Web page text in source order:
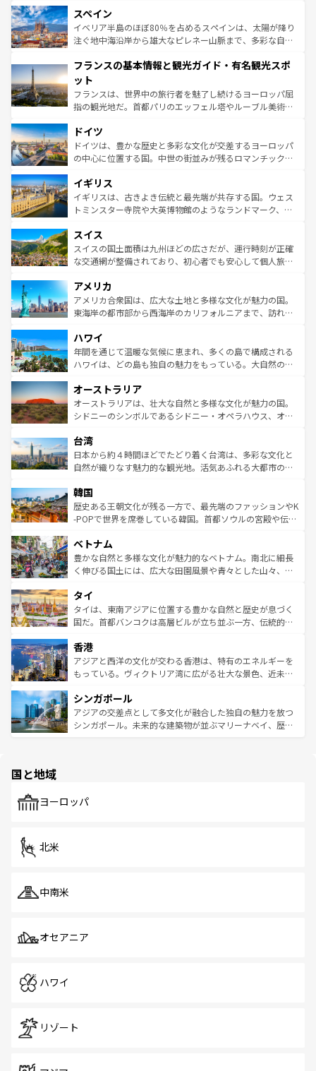
ろん、トスカーナの美しい田園風景やアマルフィ海岸の絶
景など、自然景観も見逃せない。観光の合間には、本場の
ピザやパスタなど、絶品のイタリア料理を堪能することも
ませてくれるイタリアで、忘れられない旅をしてみよう！
なお、新着のイタリア情報は
しい。
スペイン
イベリア半島のほぼ80％を占めるスペインは、太陽が降り
注ぐ地中海沿岸から雄大なピレネー山脈まで、多彩な自然
文化が根付くこの国では、情熱的なフラメンコ、熱気あふ
れる闘牛、そして美味しいタパスが生活の一部となってい
る。首都マドリードの洗練された雰囲気や、バルセロナの
アートに溢れた街角から、地方では古代ローマ遺跡や中世
せる。地方によって風土や気候が異なるスペインはその個
性で訪れる人を魅了する。 なお、新着のスペイン情報は コ
ンテンツ一覧を参照してほしい。
フランスの基本情報と観光ガイド・有名観光スポ
ット
フランスは、世界中の旅行者を魅了し続けるヨーロッパ屈
指の観光地だ。首都パリのエッフェル塔やルーブル美術館
で、幅広い魅力が詰まっている。華麗な宮殿、歴史的な大
聖堂、美しいビーチ、そして豊かな自然が、訪れる者を心
から魅了する。また、フランスは美食の国としても知ら
いる。シャンパンの発祥地であるランス、プロヴァンスの
香り高いラベンダー畑など、多彩な楽しみ方が可能だ。さ
らに、パリ以外の地域にも魅力が溢れており、どの街角に
れる地方に足を運ぶとそれぞれで全く異なる文化を体験で
きるだろう。 なお、新着のフランス情報はコンテンツ一覧
を参照してほしい。
ドイツ
ドイツは、豊かな歴史と多彩な文化が交差するヨーロッパ
の中心に位置する国。中世の街並みが残るロマンチック街
顔を持つこの国は、どこを歩いても飽きることがない。ベ
ルリンの文化的活気、バイエルン州のアルプスの絶景、そ
してライン川沿いのワイン畑といった風景は必見。ビール
は、お酒好きな人にはぜひ体験してほしい。 なお、新着の
ドイツ情報はコンテンツ一覧を参照してほしい。
イギリス
イギリスは、古きよき伝統と最先端が共存する国。ウェス
トミンスター寺院や大英博物館のようなランドマーク、歴
リアごとに異なる魅力がある。また、優雅なアフタヌーン
ティー、ビール好きにはたまらない英国パブ、サッカー観
戦など、本場だからこそできる体験も豊富。イギリスを旅
ンツ一覧を参照してほしい。
スイス
スイスの国土面積は九州ほどの広さだが、運行時刻が正確
な交通網が整備されており、初心者でも安心して個人旅行
の建物がそのまま残る町や、スイスならではのユニークな
博物館もあり、アルプス観光だけでなく町歩きも満喫する
ことができる。国民の所得が高いため物価も高いが、旅行
ば市内交通費無料で観光を楽しむこともできる。 なお、新
着のスイス情報はコンテンツ一覧 を参照してほしい。
アメリカ
アメリカ合衆国は、広大な土地と多様な文化が魅力の国。
東海岸の都市部から西海岸のカリフォルニアまで、訪れる
のような巨大都市は、観光、ショッピング、エンターテイ
ンメントが詰まった刺激的なスポットだ。一方、アメリカ
西部には大自然が広がり、グランドキャニオンやイエロー
部のニューオーリンズでは、音楽と美食が融合した独特の
文化が魅力。旅行者はアメリカの各地域で異なる魅力を楽
しみながら、その多様性と豊かな歴史を感じることができ
ならではの贅沢な旅のスタイルだ。 なお、新着のアメリカ
情報はコンテンツ一覧を参照してほしい。
ハワイ
年間を通じて温暖な気候に恵まれ、多くの島で構成される
ハワイは、どの島も独自の魅力をもっている。大自然の神
ワイ島は見逃せない。また、定番の観光地といえばオアフ
島だが、静かな自然を求めるならマウイ島やカウアイ島が
おすすめ。エメラルドグリーンに輝く海をはじめ、豊かな
れるおもてなしの心で訪れる人々を迎えてくれるハワイの
人々、おいしいローカルフードやハワイアンミュージッ
ク、伝統的なフラダンスなど、すべてがハワイの魅力を彩
ワイを、存分に味わってほしい。 なお、新着のハワイ情報
はコンテンツ一覧を参照してほしい。
オーストラリア
オーストラリアは、壮大な自然と多様な文化が魅力の国。
シドニーのシンボルであるシドニー・オペラハウス、オー
リアリーフや大陸中央部にそびえるウルル（エアーズロッ
ク）、タスマニアの美しい原生林やケアンズの熱帯雨林な
ど、見どころがたくさん。また、カフェやワイン、オージ
いる。アクティビティも充実しており、サーフィンやダイ
ビング、ハイキングなど、アウトドア好きにはたまらな
い。オーストラリアの多彩な魅力を存分に味わいつくそ
参照してほしい。
台湾
日本から約４時間ほどでたどり着く台湾は、多彩な文化と
自然が織りなす魅力的な観光地。活気あふれる大都市の台
ン）、静ひつな山岳地帯である台湾東部など、都市の喧騒
と山間の静けさが共存しており、訪れる人に新しい発見と
驚きをもたらしてくれる。また、奥深い台湾の食文化も魅
容にもいいと評判のスイーツなど、バラエティ豊かな料理
が味わえる。 なお、新着の台湾情報は コンテンツ一覧を参
照してほしい。
韓国
歴史ある王朝文化が残る一方で、最先端のファッションやK
-POPで世界を席巻している韓国。首都ソウルの宮殿や伝統
き、地方に足を延ばせば四季折々の自然美を楽しむことが
できる。そして、キムチや焼肉、絶品のストリートフード
まで、さまざまな韓国料理が待っている。夜には、韓国な
リティに包まれながら、韓国の多彩な魅力を心ゆくまで味
わってみてほしい。 なお、新着の韓国情報はコンテンツ一
覧を参照してほしい。
ベトナム
豊かな自然と多様な文化が魅力的なベトナム。南北に細長
く伸びる国土には、広大な田園風景や青々とした山々、世
急速な発展と共に伝統が息づく。ハノイの古い町並みやホ
ーチミン市のフランス統治時代の建物も、独特の雰囲気を
醸し出している。また、バラエティの豊かさとおいしさで
とつ。フォーやバインミー、ベトナムコーヒーなどは、ぜ
ひ現地で味わいたい。どの地域を訪れてもあたたかい人々
が旅行者を迎えてくれるので、きっと忘れられない旅にな
参照してほしい。
タイ
タイは、東南アジアに位置する豊かな自然と歴史が息づく
国だ。首都バンコクは高層ビルが立ち並ぶ一方、伝統的な
の活気が交差している。北部ではチェンマイなどの山岳地
帯で自然と触れ合い、南部ではプーケットやクラビの美し
いビーチでリゾート気分を楽しむことができる。タイ料理
激する。気候は一年中温暖で、どの季節にも異なる楽しみ
が待っている。親しみやすいタイの人々、仏教を中心とし
た文化、そして多様な観光資源が、訪れる旅人を魅了し続
香港
アジアと西洋の文化が交わる香港は、特有のエネルギーを
もっている。ヴィクトリア湾に広がる壮大な景色、近未来
み、どこを訪れても感動するはず。観光スポットが密集し
ており、効率よく見どころを回れるのも魅力。息をのむよ
うな絶景から文化的な体験まで、香港を存分に楽しみ尽く
シンガポール
アジアの交差点として多文化が融合した独自の魅力を放つ
シンガポール。未来的な建築物が並ぶマリーナベイ、歴史
で、ホーカーズは地元の風情を楽しめる外せないスポット
国と地域
ヨーロッパ
北米
中南米
オセアニア
ハワイ
リゾート